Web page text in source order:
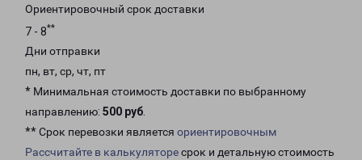
Ориентировочный срок доставки
7 - 8**
Дни отправки
пн, вт, ср, чт, пт
* Минимальная стоимость доставки по выбранному
направлению: 500 руб.
** Срок перевозки является ориентировочным
Рассчитайте в калькуляторесрок и детальную стоимость